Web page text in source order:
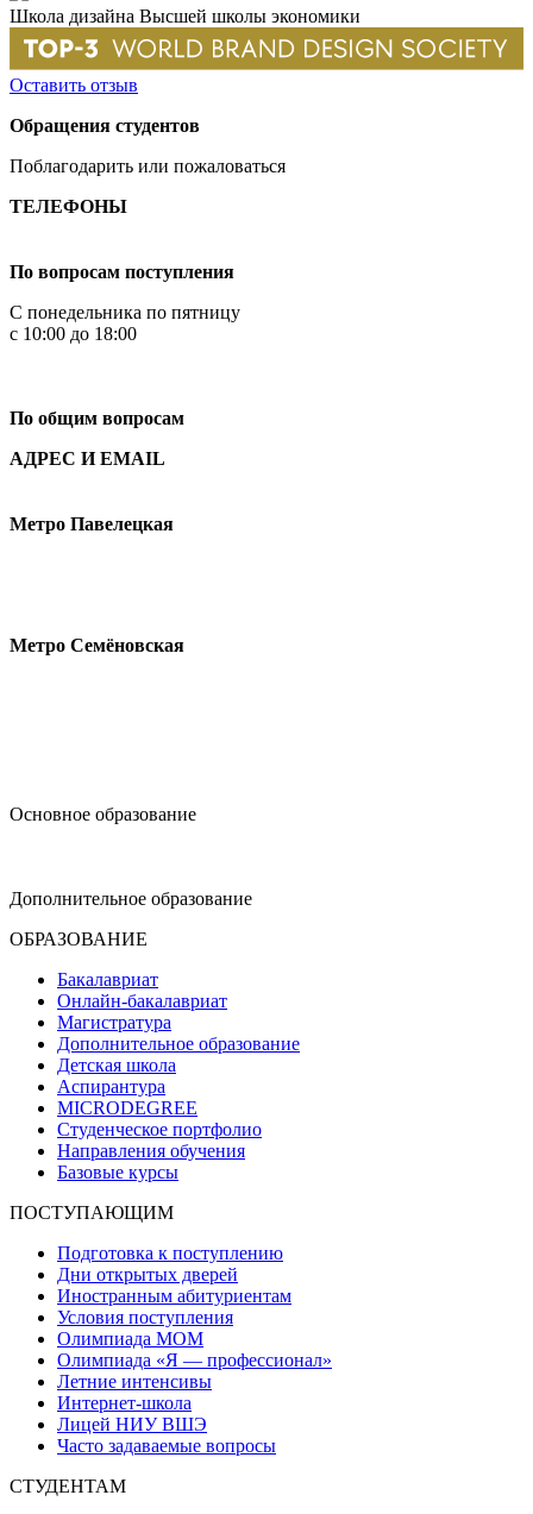
Школа дизайна Высшей школы экономики
Оставить отзыв
Обращения студентов
Поблагодарить или пожаловаться
ТЕЛЕФОНЫ
По вопросам поступления
С понедельника по пятницу
с 10:00 до 18:00
По общим вопросам
АДРЕС И EMAIL
Метро Павелецкая
Метро Семёновская
Основное образование
Дополнительное образование
ОБРАЗОВАНИЕ
Бакалавриат
Онлайн-бакалавриат
Магистратура
Дополнительное образование
Детская школа
Аспирантура
MICRODEGREE
Студенческое портфолио
Направления обучения
Базовые курсы
ПОСТУПАЮЩИМ
Подготовка к поступлению
Дни открытых дверей
Иностранным абитуриентам
Условия поступления
Олимпиада МОМ
Олимпиада «Я — профессионал»
Летние интенсивы
Интернет-школа
Лицей НИУ ВШЭ
Часто задаваемые вопросы
СТУДЕНТАМ